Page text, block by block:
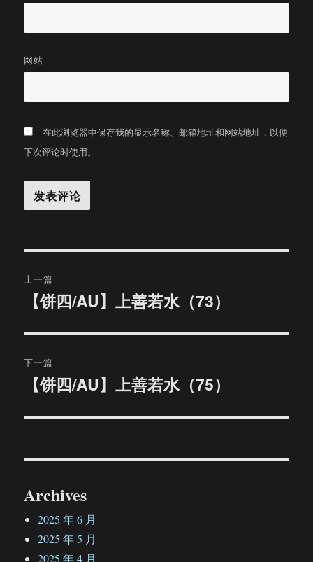
网站
在此浏览器中保存我的显示名称、邮箱地址和网站地址，以便
下次评论时使用。
章
航
上一篇
文
章：
【饼四/AU】上善若水（73）
下一篇
文
【饼四/AU】上善若水（75）
Archives
2025 年 6 月
2025 年 5 月
2025 年 4 月